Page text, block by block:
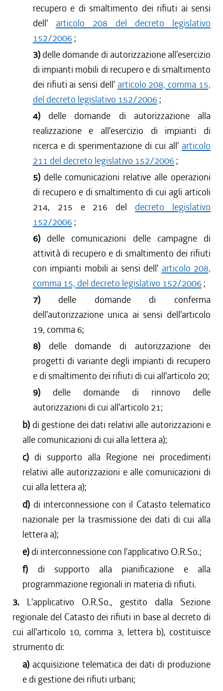
recupero e di smaltimento dei rifiuti ai sensi
dell' articolo 208 del decreto legislativo
152/2006 ;
3) delle domande di autorizzazione all'esercizio
di impianti mobili di recupero e di smaltimento
dei rifiuti ai sensi dell' articolo 208, comma 15,
del decreto legislativo 152/2006 ;
4) delle domande di autorizzazione alla
realizzazione e all'esercizio di impianti di
ricerca e di sperimentazione di cui all' articolo
211 del decreto legislativo 152/2006 ;
5) delle comunicazioni relative alle operazioni
di recupero e di smaltimento di cui agli articoli
214, 215 e 216 del decreto legislativo
152/2006 ;
6) delle comunicazioni delle campagne di
attività di recupero e di smaltimento dei rifiuti
con impianti mobili ai sensi dell' articolo 208,
comma 15, del decreto legislativo 152/2006 ;
7) delle domande di conferma
dell'autorizzazione unica ai sensi dell'articolo
19, comma 6;
8) delle domande di autorizzazione dei
progetti di variante degli impianti di recupero
e di smaltimento dei rifiuti di cui all'articolo 20;
9) delle domande di rinnovo delle
autorizzazioni di cui all'articolo 21;
b) di gestione dei dati relativi alle autorizzazioni e
alle comunicazioni di cui alla lettera a);
c) di supporto alla Regione nei procedimenti
relativi alle autorizzazioni e alle comunicazioni di
cui alla lettera a);
d) di interconnessione con il Catasto telematico
nazionale per la trasmissione dei dati di cui alla
lettera a);
e) di interconnessione con l'applicativo O.R.So.;
f) di supporto alla pianificazione e alla
programmazione regionali in materia di rifiuti.
3. L'applicativo O.R.So., gestito dalla Sezione
regionale del Catasto dei rifiuti in base al decreto di
cui all'articolo 10, comma 3, lettera b), costituisce
strumento di:
a) acquisizione telematica dei dati di produzione
e di gestione dei rifiuti urbani;